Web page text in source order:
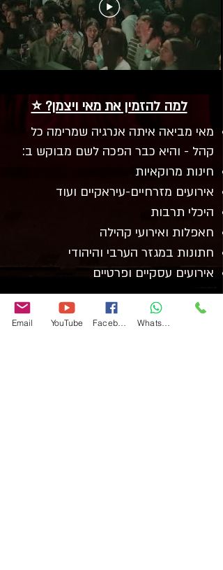
למה להזמין את מאי ויצמן? ⭐
מאי מביאה איתה אנרגיה שמרימה כל
קהל - והיא כבר הפכה לשם מבוקש ב:
חינות מרוקאיות
אירועים מזרחיים-עיראקיים ועוד
היכלי תרבות
חאפלות ואירועי קהילה
חתונות במגזר הערבי והיהודי
אירועים עסקיים ופרטיים
Email YouTube